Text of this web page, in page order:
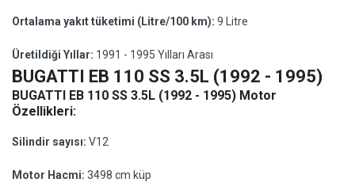
Ortalama yakıt tüketimi (Litre/100 km): 9 Litre
Üretildiği Yıllar: 1991 - 1995 Yılları Arası
BUGATTI EB 110 SS 3.5L (1992 - 1995)
BUGATTI EB 110 SS 3.5L (1992 - 1995) Motor
Özellikleri:
Silindir sayısı: V12
Motor Hacmi: 3498 cm küp